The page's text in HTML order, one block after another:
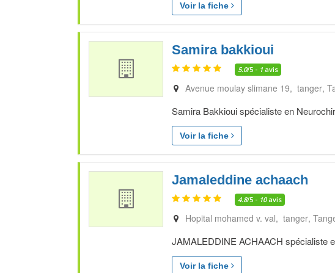
Voir la fiche
Samira bakkioui
5.0/5 - 1 avis
Avenue moulay slimane 19, tanger
Samira Bakkioui spécialiste en
Voir la fiche
Jamaleddine achaach
4.8/5 - 10avis
Hopital mohamed v. val, tanger
JAMALEDDINE ACHAACH spécialiste
Voir la fiche